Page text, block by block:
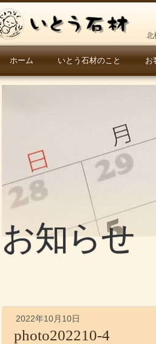
ホーム いとう石材のこと お
お知らせ
2022年10月10日
photo202210-4